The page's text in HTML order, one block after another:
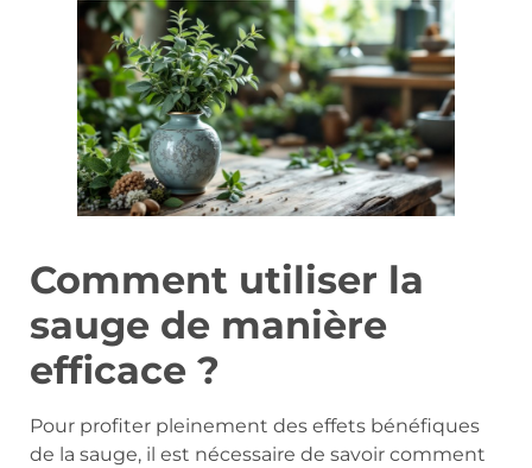
Comment utiliser la
sauge de manière
efficace ?
Pour profiter pleinement des effets bénéfiques
de la sauge, il est nécessaire de savoir comment